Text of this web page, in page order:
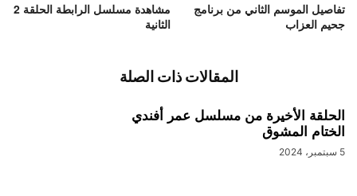
مشاهدة مسلسل الرابطة الحلقة 2
الثانية
تفاصيل الموسم الثاني من برنامج
جحيم العزاب
المقالات ذات الصلة
الحلقة الأخيرة من مسلسل عمر أفندي
الختام المشوق
5 سبتمبر، 2024